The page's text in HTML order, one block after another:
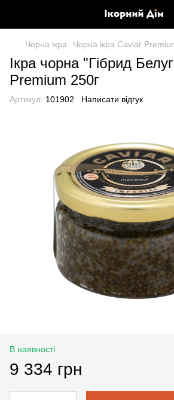
Чорна ікра Чорна ікра Caviar
Ікра чорна "Гібрид
Premium 250г
Артикул: 101902 Написати відгук
В наявності
9 334 грн